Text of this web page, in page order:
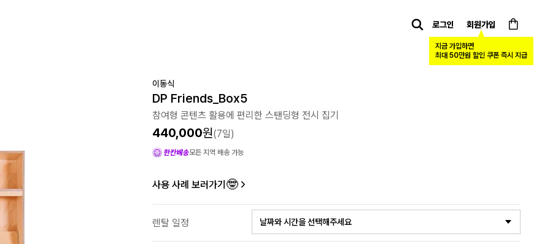
Calendar
로그인 회원가입
지금 가입하면
최대 50만원 할인 쿠폰 즉시 지급
카트
이동식
DP Friends_Box5
참여형 콘텐츠 활용에 편리한 스탠딩형 전시 집기
440,000원(7일)
모든 지역 배송 가능
사용 사례 보러가기 🤓
렌탈 일정 날짜와 시간을 선택해주세요